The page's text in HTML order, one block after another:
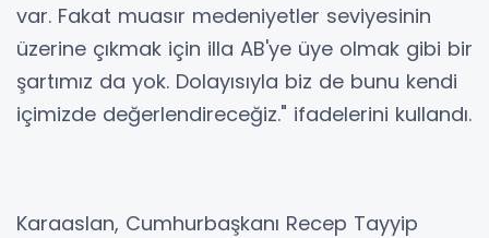
var. Fakat muasır medeniyetler seviyesinin
üzerine çıkmak için illa AB'ye üye olmak gibi bir
şartımız da yok. Dolayısıyla biz de bunu kendi
içimizde değerlendireceğiz." ifadelerini kullandı.
Karaaslan, Cumhurbaşkanı Recep Tayyip